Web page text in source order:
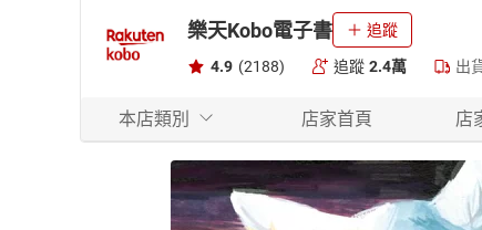
樂天Kobo電子書 追蹤
4.9 (2188) 追蹤 2.4萬 出
本店類別 店家首頁 店